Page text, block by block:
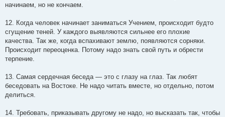
начинаем, но не кончаем.
12. Когда человек начинает заниматься Учением, происходит будто
сгущение теней. У каждого выявляются сильнее его плохие
качества. Так же, когда вспахивают землю, появляются сорняки.
Происходит переоценка. Потому надо знать свой путь и обрести
терпение.
13. Самая сердечная беседа — это с глазу на глаз. Так любят
беседовать на Востоке. Не надо читать вместе, но отдельно, потом
делиться.
14. Требовать, приказывать другому не надо, но высказать так, чтобы